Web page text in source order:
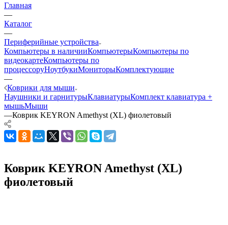
Главная
—
Каталог
—
Периферийные устройства
Компьютеры в наличииКомпьютерыКомпьютеры по
видеокартеКомпьютеры по
процессоруНоутбукиМониторыКомплектующие
—
Коврики для мыши
Наушники и гарнитурыКлавиатурыКомплект клавиатура +
мышьМыши
—Коврик KEYRON Amethyst (XL) фиолетовый
Коврик KEYRON Amethyst (XL)
фиолетовый